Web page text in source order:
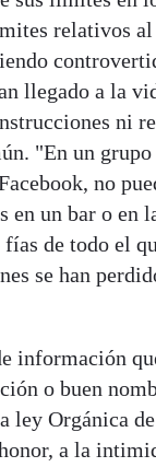
relativos
llegado a la
ni
"En un
no
en un bar o en
de todo el
se han
información
o buen
ley Orgánica
a la